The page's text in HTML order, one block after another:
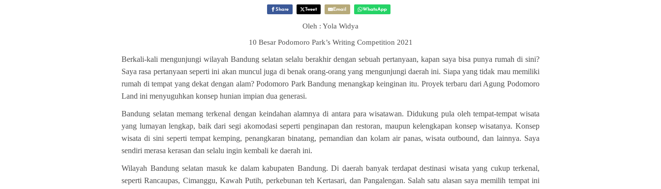
Share Tweet Email WhatsApp
Oleh : Yola Widya
10 Besar Podomoro Park’s Writing Competition 2021
Berkali-kali mengunjungi wilayah Bandung selatan selalu berakhir dengan sebuah pertanyaan, kapan saya bisa punya rumah di sini?
Saya rasa pertanyaan seperti ini akan muncul juga di benak orang-orang yang mengunjungi daerah ini. Siapa yang tidak mau memiliki
rumah di tempat yang dekat dengan alam? Podomoro Park Bandung menangkap keinginan itu. Proyek terbaru dari Agung Podomoro
Land ini menyuguhkan konsep hunian impian dua generasi.
Bandung selatan memang terkenal dengan keindahan alamnya di antara para wisatawan. Didukung pula oleh tempat-tempat wisata
yang lumayan lengkap, baik dari segi akomodasi seperti penginapan dan restoran, maupun kelengkapan konsep wisatanya. Konsep
wisata di sini seperti tempat kemping, penangkaran binatang, pemandian dan kolam air panas, wisata outbound, dan lainnya. Saya
sendiri merasa kerasan dan selalu ingin kembali ke daerah ini.
Wilayah Bandung selatan masuk ke dalam kabupaten Bandung. Di daerah banyak terdapat destinasi wisata yang cukup terkenal,
seperti Rancaupas, Cimanggu, Kawah Putih, perkebunan teh Kertasari, dan Pangalengan. Salah satu alasan saya memilih tempat ini